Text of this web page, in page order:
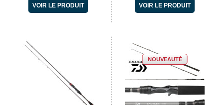
VOIR LE PRODUIT VOIR LE PRODUIT
NOUVEAUTÉ